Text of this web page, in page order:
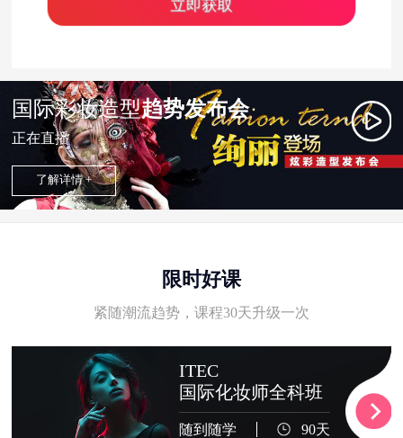
国际彩妆造型趋势发布会
正在直播
了解详情 +
限时好课
紧随潮流趋势，课程30天升级一次
ITEC
国际化妆师全科班
随到随学 90天